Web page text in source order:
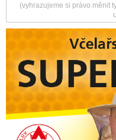
(vyhrazujeme si právo měnit